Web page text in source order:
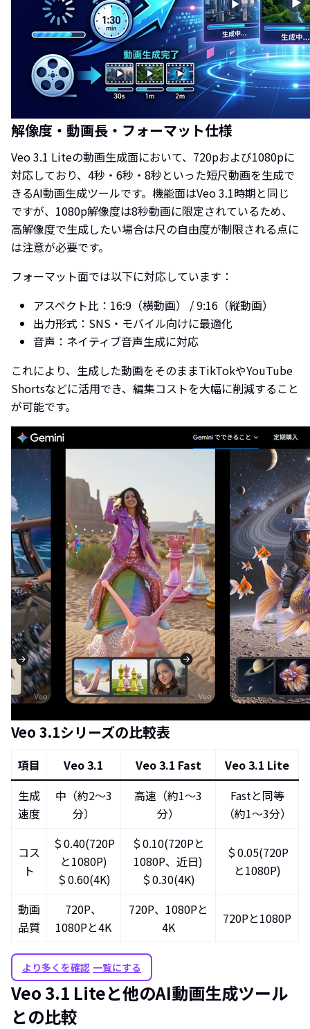
解像度・動画長・フォーマット仕様
Veo 3.1 Liteの動画生成面において、720pおよび1080pに
対応しており、4秒・6秒・8秒といった短尺動画を生成で
きるAI動画生成ツールです。機能面はVeo 3.1時期と同じ
ですが、1080p解像度は8秒動画に限定されているため、
高解像度で生成したい場合は尺の自由度が制限される点に
は注意が必要です。
フォーマット面では以下に対応しています：
アスペクト比：16:9（横動画） / 9:16（縦動画）
出力形式：SNS・モバイル向けに最適化
音声：ネイティブ音声生成に対応
これにより、生成した動画をそのままTikTokやYouTube
Shortsなどに活用でき、編集コストを大幅に削減すること
が可能です。
Veo 3.1シリーズの比較表
項目 Veo 3.1 Veo 3.1 Fast
Veo 3.1 Lite
生成
速度
中（約2〜3
分）
高速（約1〜3
分）
Fastと同等
（約1〜3分）
コス
ト
＄0.40(720P
と1080P)
＄0.60(4K)
＄0.10(720Pと
1080P、近日)
＄0.30(4K)
＄0.05(720P
と1080P)
動画
品質
720P、
1080Pと4K
720P、1080Pと
4K
720Pと1080P
より多くを確認 一覧にする
Veo 3.1 Liteと他のAI動画生成ツール
との比較